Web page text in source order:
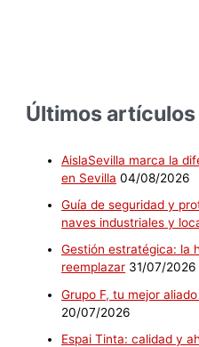
Últimos artículos
AislaSevilla marca la
en Sevilla 04/08/2026
Guía de seguridad y
naves industriales y
Gestión estratégica: la
reemplazar 31/07/2026
Grupo F, tu mejor
20/07/2026
Espai Tinta: calidad y